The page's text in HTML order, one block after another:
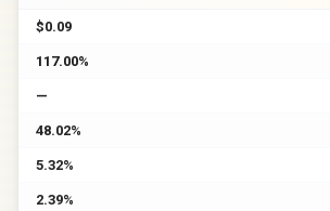
$0.09
117.00%
—
48.02%
5.32%
2.39%